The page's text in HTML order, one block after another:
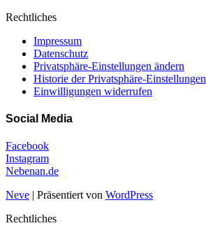
Traum
Rechtliches
Impressum
Datenschutz
Privatsphäre-Einstellungen ändern
Historie der Privatsphäre-Einstellungen
Einwilligungen widerrufen
Social Media
Facebook
Instagram
Nebenan.de
Neve | Präsentiert von WordPress
Rechtliches